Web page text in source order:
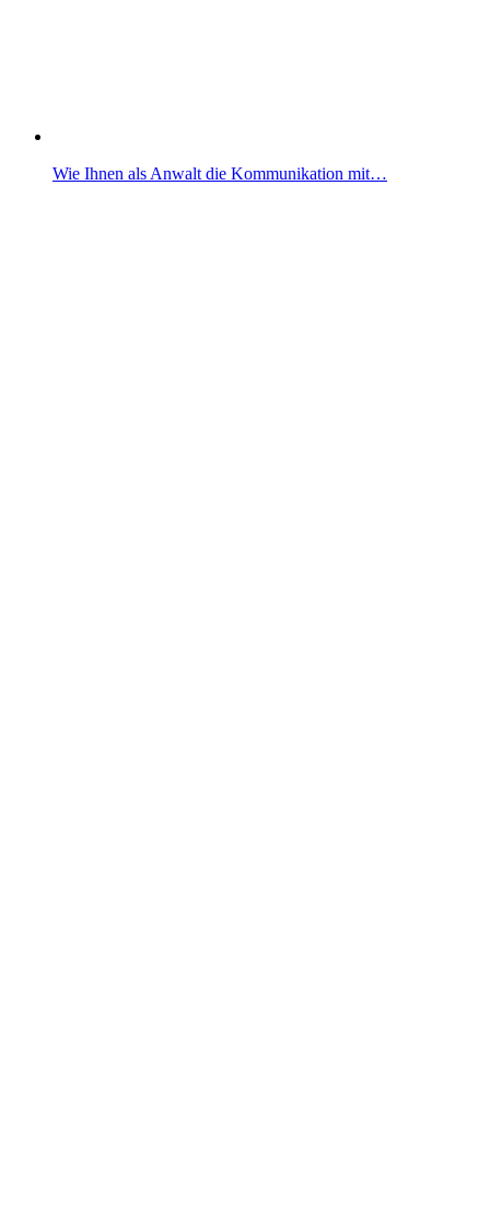
Wie Ihnen als Anwalt die Kommunikation mit…